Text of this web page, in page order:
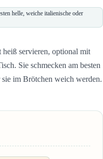
helle, weiche italienische oder
servieren, optional mit
Sie schmecken am besten
im Brötchen weich werden.